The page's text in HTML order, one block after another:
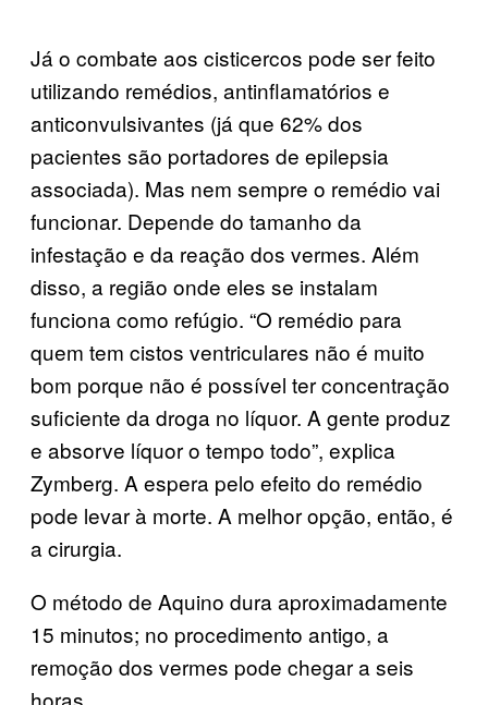
Já o combate aos cisticercos pode ser feito
utilizando remédios, antinflamatórios e
anticonvulsivantes (já que 62% dos
pacientes são portadores de epilepsia
associada). Mas nem sempre o remédio vai
funcionar. Depende do tamanho da
infestação e da reação dos vermes. Além
disso, a região onde eles se instalam
funciona como refúgio. “O remédio para
quem tem cistos ventriculares não é muito
bom porque não é possível ter concentração
suficiente da droga no líquor. A gente produz
e absorve líquor o tempo todo”, explica
Zymberg. A espera pelo efeito do remédio
pode levar à morte. A melhor opção, então, é
a cirurgia.
O método de Aquino dura aproximadamente
15 minutos; no procedimento antigo, a
remoção dos vermes pode chegar a seis
horas